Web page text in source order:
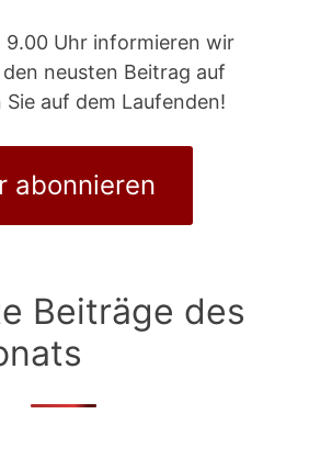
9.00 Uhr informieren wir
neusten Beitrag auf
Sie auf dem Laufenden!
abonnieren
Beiträge des